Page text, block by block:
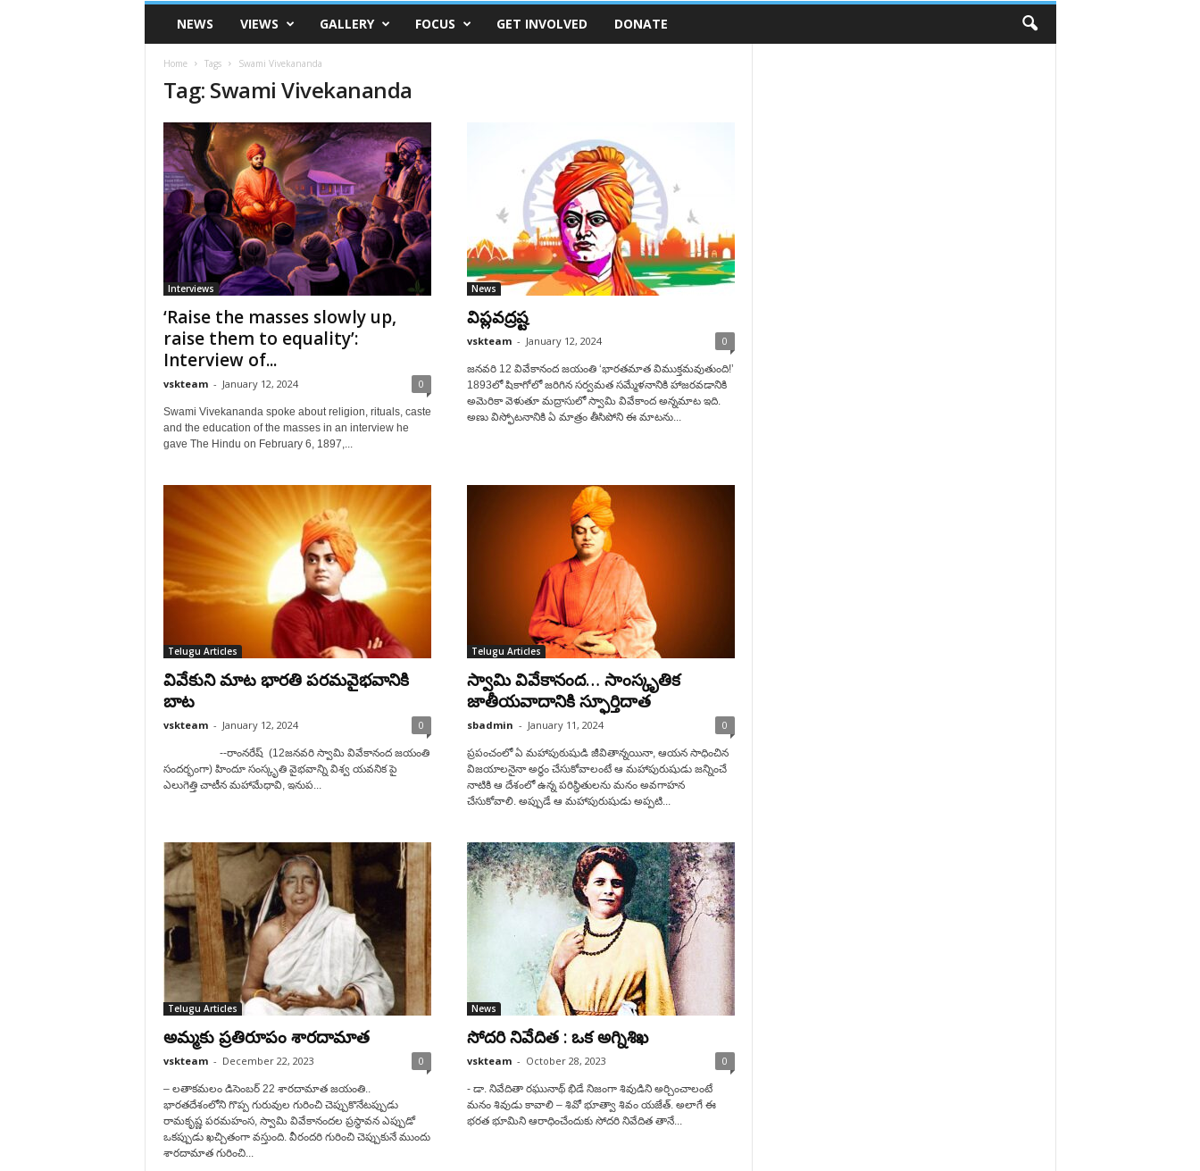
VSK
TelanganaNEWS VIEWS GALLERY FOCUS GET INVOLVED DONATE
Home Tags Swami Vivekananda
Tag: Swami Vivekananda
Interviews
‘Raise the masses slowly up,
raise them to equality’:
Interview of...
vskteam - January 12, 2024 0
Swami Vivekananda spoke about religion, rituals, caste
and the education of the masses in an interview he
gave The Hindu on February 6, 1897,...
News
విప్లవద్రష్ట
vskteam - January 12, 2024 0
జనవరి 12 వివేకానంద జయంతి ‘భారతమాత విముక్తమవుతుంది!’
1893లో షికాగోలో జరిగిన సర్వమత సమ్మేళనానికి హాజరవడానికి
అమెరికా వెళుతూ మద్రాసులో స్వామి వివేకాంద అన్నమాట ఇది.
అణు విస్ఫోటనానికి ఏ మాత్రం తీసిపోని ఈ మాటను...
Telugu Articles
వివేకుని మాట భారతి పరమవైభవానికి
బాట
vskteam - January 12, 2024 0
--రాంనరేష్ (12జనవరి స్వామి వివేకానంద జయంతి
సందర్భంగా) హిందూ సంస్కృతి వైభవాన్ని విశ్వ యవనిక పై
ఎలుగెత్తి చాటీన మహామేధావి, ఇనుప...
Telugu Articles
స్వామి వివేకానంద‌… సాంస్కృతిక
జాతీయవాదానికి స్ఫూర్తిదాత
sbadmin - January 11, 2024 0
ప్రపంచంలో ఏ మహాపుఠుషుడి జీవితాన్నయినా, ఆయన సాధించిన
విజయాలనైనా అర్థం చేసుకోవాలంటే ఆ మహాపురుషుడు జన్నించే
నాటికి ఆ దేశంలో ఉన్న పరిస్థితులను మనం అవగాహన
చేసుకోవాలి. అప్పుడే ఆ మహాపురుషుడు అప్పటి...
Telugu Articles
అమ్మకు ప్రతిరూపం శారదామాత
vskteam - December 22, 2023 0
– లతాకమలం డిసెంబ‌ర్ 22 శార‌దామాత జ‌యంతి..
భారతదేశంలోని గొప్ప గురువుల గురించి చెప్పుకొనేటప్పుడు
రామకృష్ణ పరమహంస, స్వామి వివేకానందల ప్రస్థావన ఎప్పుడో
ఒకప్పుడు ఖచ్చితంగా వస్తుంది. వీరందరి గురించి చెప్పుకునే ముందు
శారదామాత గురించి...
News
సోదరి నివేదిత : ఒక అగ్నిశిఖ
vskteam - October 28, 2023 0
- డా. నివేదితా రఘునాథ్ భిడే నిజంగా శివుడిని అర్చించాలంటే
మనం శివుడు కావాలి – శివో భూత్వా శివం యజేత్. అలాగే ఈ
భరత భూమిని ఆరాధించేందుకు సోదరి నివేదిత తానే...